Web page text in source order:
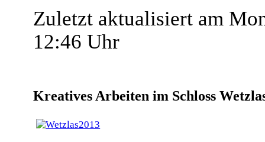
Zuletzt aktualisiert am
12:46 Uhr
Kreatives Arbeiten im Schloss